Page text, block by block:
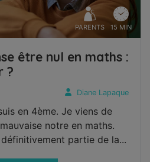
PARENTS 15 MIN
être nul en maths :
?
Diane Lapaque
en 4ème. Je viens de
notre en maths.
partie de la...